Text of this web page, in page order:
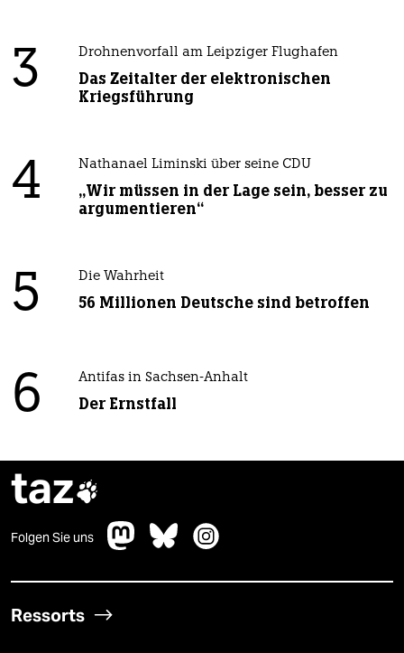
3 Drohnenvorfall am Leipziger Flughafen
Das Zeitalter der elektronischen
Kriegsführung
4 Nathanael Liminski über seine CDU
„Wir müssen in der Lage sein, besser zu
argumentieren“
5 Die Wahrheit
56 Millionen Deutsche sind betroffen
6 Antifas in Sachsen-Anhalt
Der Ernstfall
taz
Folgen Sie uns
Ressorts